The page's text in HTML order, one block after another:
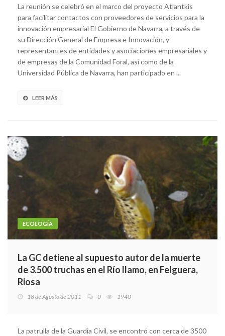
La reunión se celebró en el marco del proyecto Atlantkis
para facilitar contactos con proveedores de servicios para la
innovación empresarial El Gobierno de Navarra, a través de
su Dirección General de Empresa e Innovación, y
representantes de entidades y asociaciones empresariales y
de empresas de la Comunidad Foral, así como de la
Universidad Pública de Navarra, han participado en ...
LEER MÁS
ECOLOGÍA
La GC detiene al supuesto autor de la muerte
de 3.500 truchas en el Río llamo, en Felguera,
Riosa
18 de Agosto de 2011 0 1940
La patrulla de la Guardia Civil, se encontró con cerca de 3500